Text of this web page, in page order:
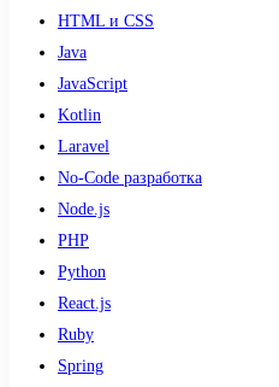
HTML и CSS
Java
JavaScript
Kotlin
Laravel
No-Code разработка
Node.js
PHP
Python
React.js
Ruby
Spring